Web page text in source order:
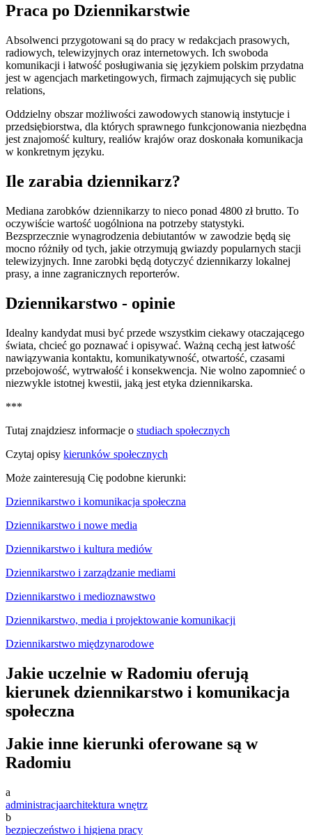
Praca po Dziennikarstwie
Absolwenci przygotowani są do pracy w redakcjach prasowych,
radiowych, telewizyjnych oraz internetowych. Ich swoboda
komunikacji i łatwość posługiwania się językiem polskim przydatna
jest w agencjach marketingowych, firmach zajmujących się public
relations,
Oddzielny obszar możliwości zawodowych stanowią instytucje i
przedsiębiorstwa, dla których sprawnego funkcjonowania niezbędna
jest znajomość kultury, realiów krajów oraz doskonała komunikacja
w konkretnym języku.
Ile zarabia dziennikarz?
Mediana zarobków dziennikarzy to nieco ponad 4800 zł brutto. To
oczywiście wartość uogólniona na potrzeby statystyki.
Bezsprzecznie wynagrodzenia debiutantów w zawodzie będą się
mocno różniły od tych, jakie otrzymują gwiazdy popularnych stacji
telewizyjnych. Inne zarobki będą dotyczyć dziennikarzy lokalnej
prasy, a inne zagranicznych reporterów.
Dziennikarstwo - opinie
Idealny kandydat musi być przede wszystkim ciekawy otaczającego
świata, chcieć go poznawać i opisywać. Ważną cechą jest łatwość
nawiązywania kontaktu, komunikatywność, otwartość, czasami
przebojowość, wytrwałość i konsekwencja. Nie wolno zapomnieć o
niezwykle istotnej kwestii, jaką jest etyka dziennikarska.
***
Tutaj znajdziesz informacje o studiach społecznych
Czytaj opisy kierunków społecznych
Może zainteresują Cię podobne kierunki:
Dziennikarstwo i komunikacja społeczna
Dziennikarstwo i nowe media
Dziennikarstwo i kultura mediów
Dziennikarstwo i zarządzanie mediami
Dziennikarstwo i medioznawstwo
Dziennikarstwo, media i projektowanie komunikacji
Dziennikarstwo międzynarodowe
Jakie uczelnie w Radomiu oferują
kierunek dziennikarstwo i komunikacja
społeczna
Jakie inne kierunki oferowane są w
Radomiu
a
administracjaarchitektura wnętrz
b
bezpieczeństwo i higiena pracy